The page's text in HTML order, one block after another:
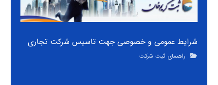
شرایط عمومی و خصوصی جهت تاسیس شرکت تجاری
راهنمای ثبت شرکت